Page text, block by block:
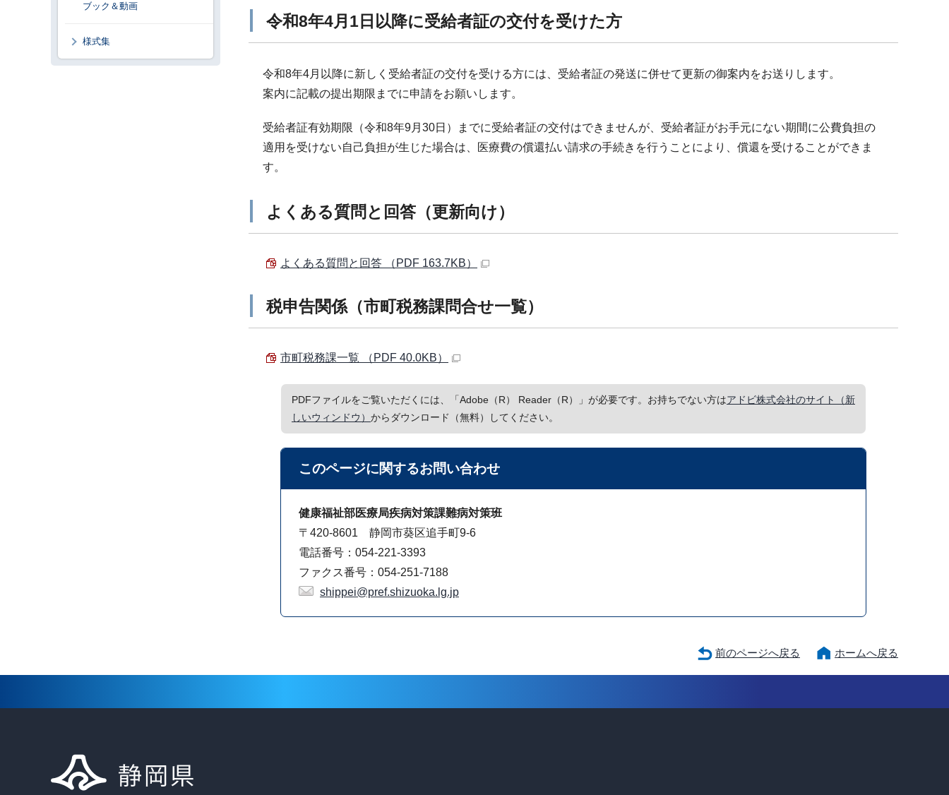
令和8年4月1日以降に受給者証の交付を受けた方
令和8年4月以降に新しく受給者証の交付を受ける方には、受給者証の発送に併せて更新の御案内をお送りします。
案内に記載の提出期限までに申請をお願いします。
受給者証有効期限（令和8年9月30日）までに受給者証の交付はできませんが、受給者証がお手元にない期間に公費負担の
適用を受けない自己負担が生じた場合は、医療費の償還払い請求の手続きを行うことにより、償還を受けることができま
す。
よくある質問と回答（更新向け）
よくある質問と回答 （PDF 163.7KB）
税申告関係（市町税務課問合せ一覧）
市町税務課一覧 （PDF 40.0KB）
PDFファイルをご覧いただくには、「Adobe（R） Reader（R）」が必要です。お持ちでない方はアドビ株式会社のサイト（新
しいウィンドウ） からダウンロード（無料）してください。
このページに関するお問い合わせ
健康福祉部医療局疾病対策課難病対策班
〒420-8601 静岡市葵区追手町9-6
電話番号：054-221-3393
ファクス番号：054-251-7188
shippei@pref.shizuoka.lg.jp
ブック＆動画
様式集
前のページへ戻る ホームへ戻る